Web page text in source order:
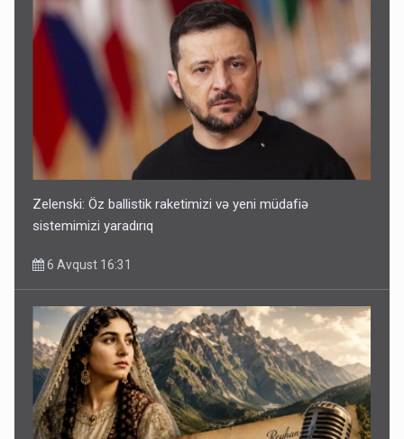
Zelenski: Öz ballistik raketimizi və yeni müdafiə
sistemimizi yaradırıq
6 Avqust 16:31